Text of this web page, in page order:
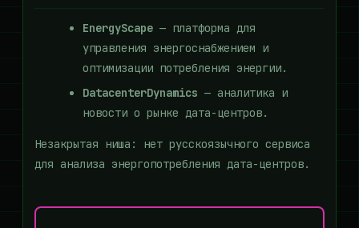
EnergyScape — платформа для
управления энергоснабжением и
оптимизации потребления энергии.
DatacenterDynamics — аналитика и
новости о рынке дата-центров.
Незакрытая ниша: нет русскоязычного сервиса
для анализа энергопотребления дата-центров.